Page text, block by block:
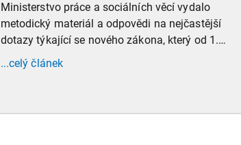
Ministerstvo práce a sociálních věcí vydalo
metodický materiál a odpovědi na nejčastější
dotazy týkající se nového zákona, který od 1.
ledna 2026 zavádí povinnost zaměstnavatelů
přispívat na spoření na stáří zaměstnancům v
...celý článek